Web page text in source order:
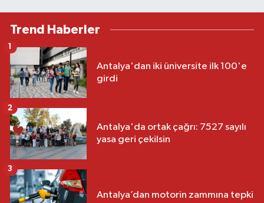
Trend Haberler
Antalya'dan iki üniversite ilk 100'e
girdi
Antalya'da ortak çağrı: 7527 sayılı
yasa geri çekilsin
2
Antalya’dan motorin zammına tepki
3